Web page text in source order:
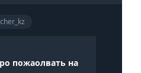
пожаолвать на